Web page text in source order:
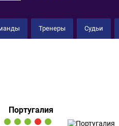
Тренеры Судьи
Португалия